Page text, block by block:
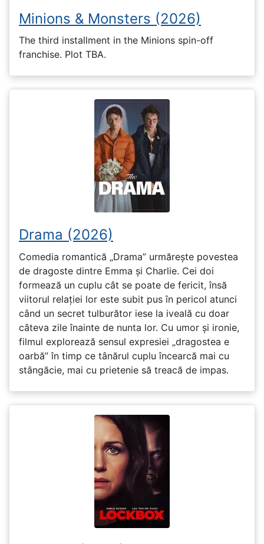
Minions & Monsters (2026)
The third installment in the Minions spin-off
franchise. Plot TBA.
Drama (2026)
Comedia romantică „Drama” urmărește povestea
de dragoste dintre Emma și Charlie. Cei doi
formează un cuplu cât se poate de fericit, însă
viitorul relației lor este subit pus în pericol atunci
când un secret tulburător iese la iveală cu doar
câteva zile înainte de nunta lor. Cu umor și ironie,
filmul explorează sensul expresiei „dragostea e
oarbă” în timp ce tânărul cuplu încearcă mai cu
stângăcie, mai cu prietenie să treacă de impas.